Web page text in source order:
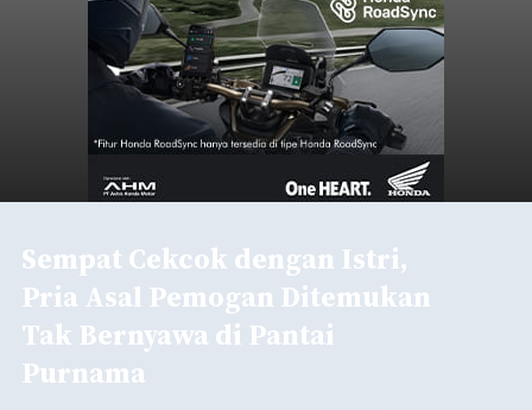
Sempat Cekcok dengan Istri,
Pria Asal Pemogan Ditemukan
Tak Bernyawa di Pantai
Purnama